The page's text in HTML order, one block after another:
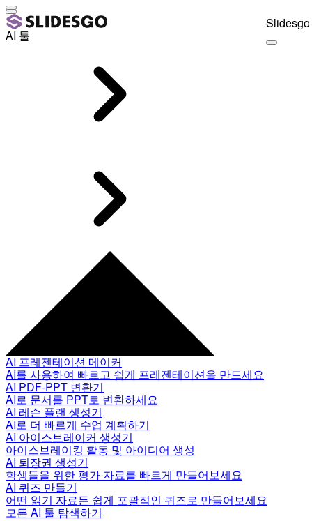
AI 툴
AI 프레젠테이션 메이커
AI를 사용하여 빠르고 쉽게 프레젠테이션을 만드세요
AI PDF-PPT 변환기
AI로 문서를 PPT로 변환하세요
AI 레슨 플랜 생성기
AI로 더 빠르게 수업 계획하기
AI 아이스브레이커 생성기
아이스브레이킹 활동 및 아이디어 생성
AI 퇴장권 생성기
학생들을 위한 평가 자료를 빠르게 만들어보세요
AI 퀴즈 만들기
어떤 읽기 자료든 쉽게 포괄적인 퀴즈로 만들어보세요
모든 AI 툴 탐색하기